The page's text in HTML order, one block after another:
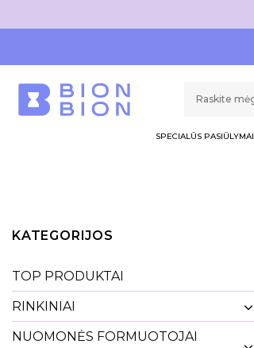
SPECIALŪS PASIŪLYMAI
KATEGORIJOS
TOP PRODUKTAI
RINKINIAI
NUOMONĖS FORMUOTOJAI